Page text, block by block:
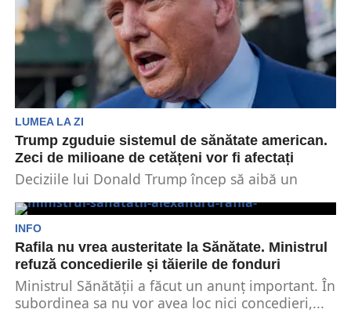
LUMEA LA ZI
Trump zguduie sistemul de sănătate american.
Zeci de milioane de cetățeni vor fi afectați
Deciziile lui Donald Trump încep să aibă un
datelor, liderul SUA...
INFO
Rafila nu vrea austeritate la Sănătate. Ministrul
refuză concedierile și tăierile de fonduri
Ministrul Sănătății a făcut un anunț important. În
subordinea sa nu vor avea loc nici concedieri,...